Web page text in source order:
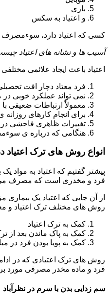
بازی
و اعتیاد به سکس
کسی که اعتیاد دارد، سوءمصرف
آسیب ها و نشانه های اعتیاد
اعتیاد باعث ایجاد علائمی
فرد معتاد دچار افت
نمی تواند عملکرد خوبی
معمولاً ارتباطات ضعیفی
برای انجام کارهای روزانه
تغییرات ظاهری فاحشی در
هنگامی که درباره ی
انواع روش های ترک اعتیاد
پیشتر گفتیم که اعتیاد به مواد
فرد و مخدری است که مصرف می
از آن جایی که اعتیاد یک
روش های مختلف ترک اعتیاد و
کمک به ترک اعتیاد
کمک به پاک ماندن بعد از
کمک به پویا بودن فرد در
روش های ترک اعتیادی که در
فرد و ماده مخدر مصرفی مورد
سم زدایی بدن با سرم در نظرآباد